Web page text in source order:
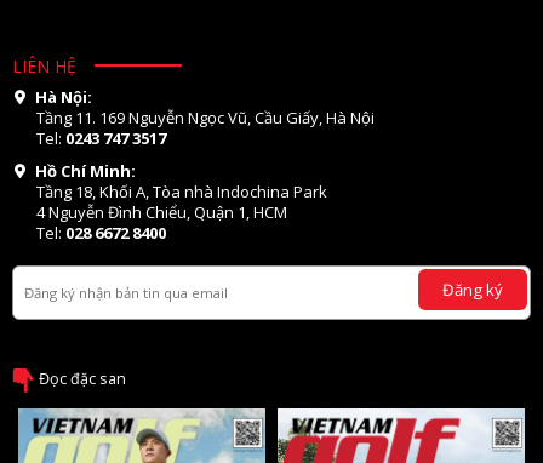
LIÊN HỆ
Hà Nội:
Tầng 11. 169 Nguyễn Ngọc Vũ, Cầu Giấy, Hà Nội
Tel: 0243 747 3517
Hồ Chí Minh:
Tầng 18, Khối A, Tòa nhà Indochina Park
4 Nguyễn Đình Chiểu, Quận 1, HCM
Tel: 028 6672 8400
Đăng ký
Đọc đặc san